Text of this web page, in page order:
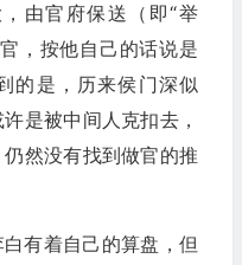
由官府保送（即“举
，按他自己的话说是
的是，历来侯门深似
是被中间人克扣去，
然没有找到做官的推
有着自己的算盘，但